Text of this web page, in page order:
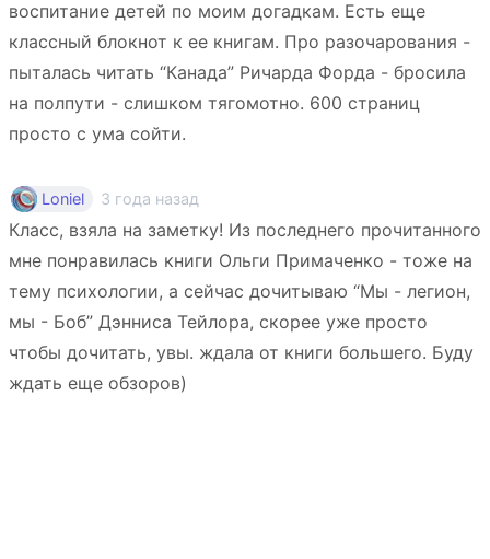
воспитание детей по моим догадкам. Есть еще
классный блокнот к ее книгам. Про разочарования -
пыталась читать “Канада” Ричарда Форда - бросила
на полпути - слишком тягомотно. 600 страниц
просто с ума сойти.
Loniel 3 года назад
Класс, взяла на заметку! Из последнего прочитанного
мне понравилась книги Ольги Примаченко - тоже на
тему психологии, а сейчас дочитываю “Мы - легион,
мы - Боб” Дэнниса Тейлора, скорее уже просто
чтобы дочитать, увы. ждала от книги большего. Буду
ждать еще обзоров)